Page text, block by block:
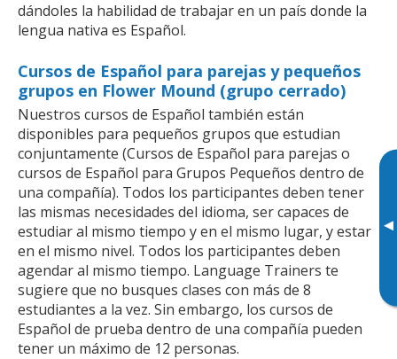
▸
dándoles la habilidad de trabajar en un país donde la
lengua nativa es Español.
Cursos de Español para parejas y pequeños
grupos en Flower Mound (grupo cerrado)
Nuestros cursos de Español también están
disponibles para pequeños grupos que estudian
conjuntamente (Cursos de Español para parejas o
cursos de Español para Grupos Pequeños dentro de
una compañía). Todos los participantes deben tener
las mismas necesidades del idioma, ser capaces de
estudiar al mismo tiempo y en el mismo lugar, y estar
en el mismo nivel. Todos los participantes deben
agendar al mismo tiempo. Language Trainers te
sugiere que no busques clases con más de 8
estudiantes a la vez. Sin embargo, los cursos de
Español de prueba dentro de una compañía pueden
tener un máximo de 12 personas.